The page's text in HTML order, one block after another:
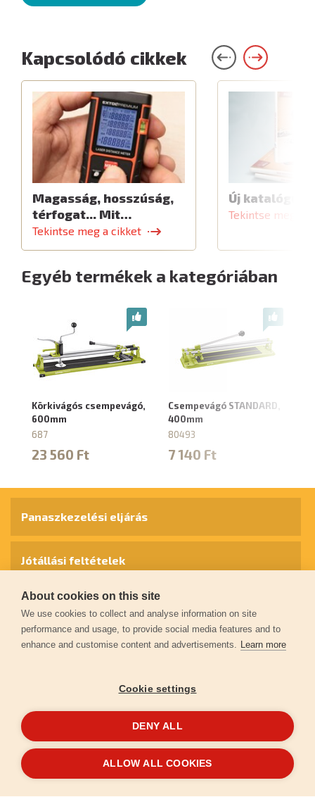
Kapcsolódó cikkek
Magasság, hosszúság,
térfogat... Mit…
Tekintse meg a cikket
Új katalógus
Tekintse meg a
Egyéb termékek a kategóriában
Körkivágós csempevágó,
600mm
687
23 560 Ft
Csempevágó STANDARD,
400mm
80493
7 140 Ft
© 2026extol.hu- Minden jog fenntartva
Panaszkezelési eljárás
Jótállási feltételek
Személyes adatok védelme
Kapcsolat
Garancia regisztráció
LétrehoztaFEO
About cookies on this site
We use cookies to collect and analyse information on site
performance and usage, to provide social media features and to
enhance and customise content and advertisements. Learn more
Cookie settings
DENY ALL
ALLOW ALL COOKIES